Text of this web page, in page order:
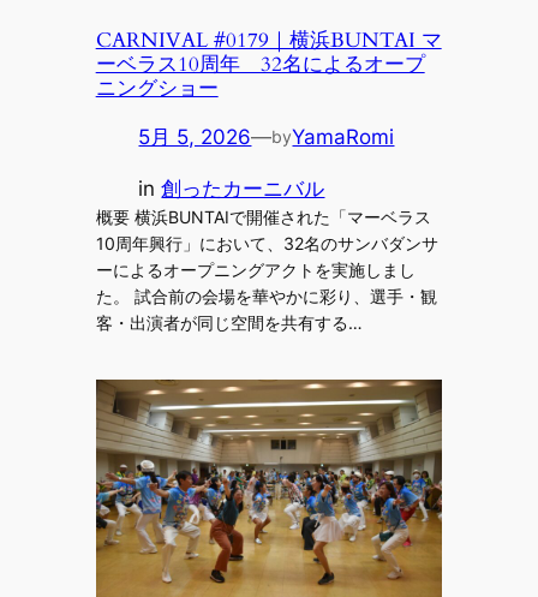
CARNIVAL #0179｜横浜BUNTAI マ
ーベラス10周年 32名によるオープ
ニングショー
5月 5, 2026—byYamaRomi
in創ったカーニバル
概要 横浜BUNTAIで開催された「マーベラス
10周年興行」において、32名のサンバダンサ
ーによるオープニングアクトを実施しまし
た。 試合前の会場を華やかに彩り、選手・観
客・出演者が同じ空間を共有する…